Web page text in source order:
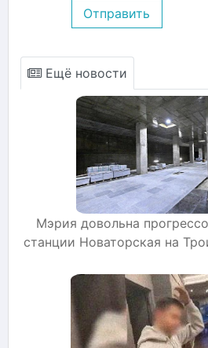
Отправить
Ещё новости
Мэрия довольна
станции Новаторская на